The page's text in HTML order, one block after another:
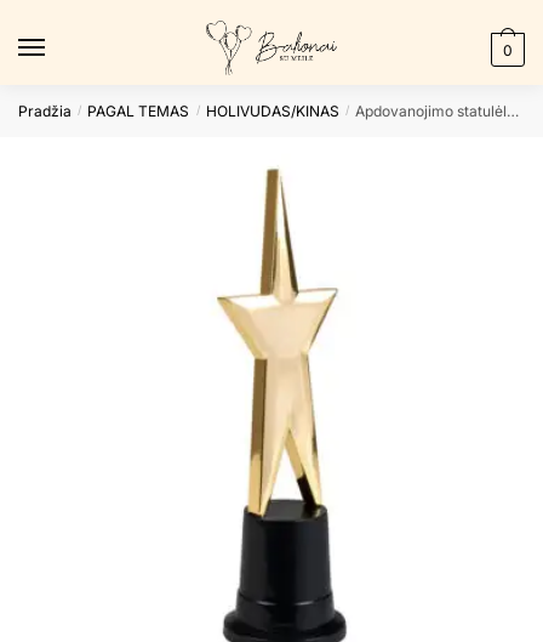
0
Pradžia / PAGAL TEMAS / HOLIVUDAS/KINAS / Apdovanojimo statulėlė STAR